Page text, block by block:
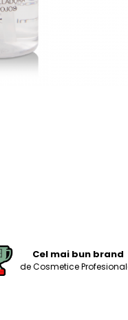
Cel mai bun brand
de Cosmetice